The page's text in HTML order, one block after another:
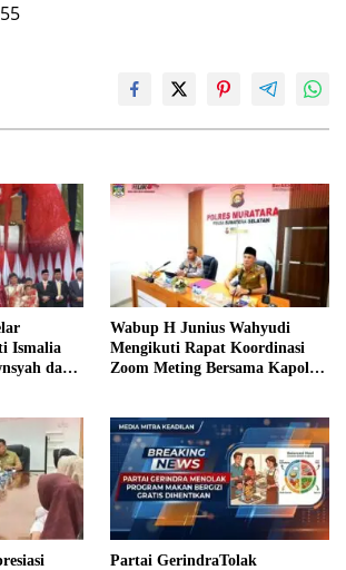
Ismalia
dari
Wabup H Junius Wahyudi
Mengikuti Rapat Koordinasi
Zoom Meting Bersama Kapolres
Partai GerindraTolak